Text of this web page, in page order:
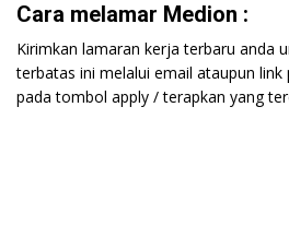
Cara melamar Medion :
Kirimkan lamaran kerja terbaru anda
terbatas ini melalui email ataupun
pada tombol apply / terapkan yang